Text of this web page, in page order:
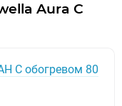
Aura С
С обогревом 80